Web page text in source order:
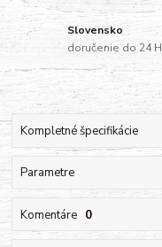
Slovensko
doručenie do 24 H
Kompletné špecifikácie
Parametre
Komentáre 0